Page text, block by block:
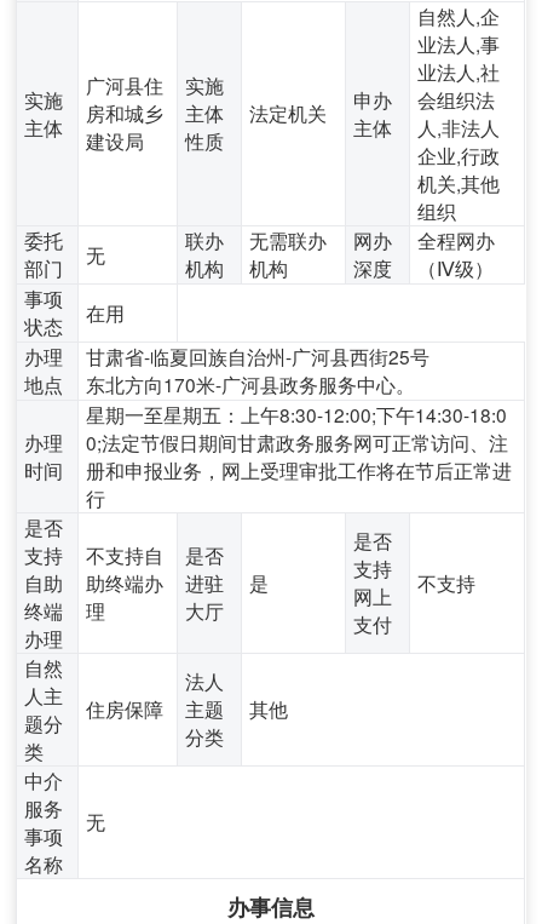
实施
主体
广河县住
房和城乡
建设局
实施
主体
性质
法定机关
申办
主体
自然人,企
业法人,事
业法人,社
会组织法
人,非法人
企业,行政
机关,其他
组织
委托
部门
无
联办
机构
无需联办
机构
网办
深度
全程网办
（Ⅳ级）
事项
状态
在用
办理
地点
甘肃省-临夏回族自治州-广河县西街25号
东北方向170米-广河县政务服务中心。
办理
时间
星期一至星期五：上午8:30-12:00;下午14:30-18:0
0;法定节假日期间甘肃政务服务网可正常访问、注
册和申报业务，网上受理审批工作将在节后正常进
行
是否
支持
自助
终端
办理
不支持自
助终端办
理
是否
进驻
大厅
是
是否
支持
网上
支付
不支持
自然
人主
题分
类
住房保障
法人
主题
分类
其他
中介
服务
事项
名称
无
办事信息